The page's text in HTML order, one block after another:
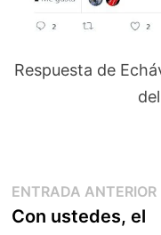
Respuesta de
Navegación
ENTRADA ANTERIOR
Con ustedes, el